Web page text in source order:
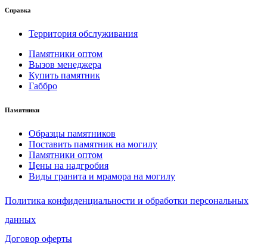
Справка
Территория обслуживания
Памятники оптом
Вызов менеджера
Купить памятник
Габбро
Памятники
Образцы памятников
Поставить памятник на могилу
Памятники оптом
Цены на надгробия
Виды гранита и мрамора на могилу
Политика конфиденциальности и обработки персональных
данных
Договор оферты